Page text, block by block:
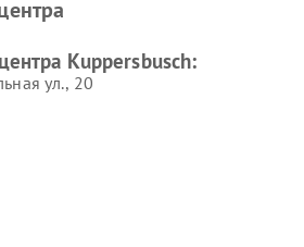
вакуумных упаковщиков
Kuppersbusch
Kuppersbusch:
ул., 20